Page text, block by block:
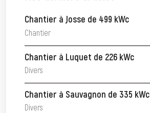
Chantier à Josse de 499 kWc
Chantier
Chantier à Luquet de 226 kWc
Divers
Chantier à Sauvagnon de 335 kWc
Divers